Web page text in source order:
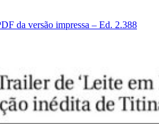
da versão impressa – Ed. 2.388